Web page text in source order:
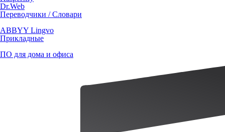
Dr.Web
Переводчики / Словари
ABBYY Lingvo
Прикладные
ПО для дома и офиса